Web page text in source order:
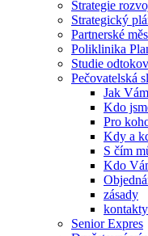
Strategie
Strategický
Partnerské
Poliklinika
Studie
Pečovatelská
Jak
Kdo
Pro
Kdy a
S čím
Kdo
zásady
kontakty
Senior Expres